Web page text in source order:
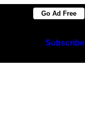
Go Ad Free
Subscribe